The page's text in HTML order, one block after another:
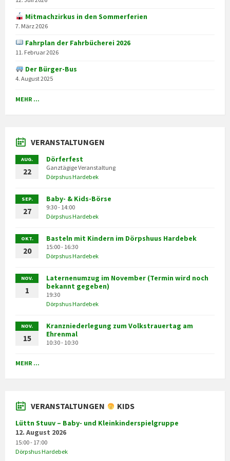
Mitmachzirkus in den Sommerferien
7. März 2026
Fahrplan der Fahrbücherei 2026
11. Februar 2026
Der Bürger-Bus
4. August 2025
MEHR ...
VERANSTALTUNGEN
AUG.
22
Dörferfest
Ganztägige Veranstaltung
Dörpshus Hardebek
SEP.
27
Baby- & Kids-Börse
9:30 - 14:00
Dörpshus Hardebek
OKT.
20
Basteln mit Kindern im Dörpshuus Hardebek
15:00 - 16:30
Dörpshus Hardebek
NOV.
1
Laternenumzug im November (Termin wird noch
bekannt gegeben)
19:30
Dörpshus Hardebek
NOV.
15
Kranzniederlegung zum Volkstrauertag am
Ehrenmal
10:30 - 10:30
MEHR ...
VERANSTALTUNGEN KIDS
Lüttn Stuuv – Baby- und Kleinkinderspielgruppe
12. August 2026
15:00 - 17:00
Dörpshus Hardebek